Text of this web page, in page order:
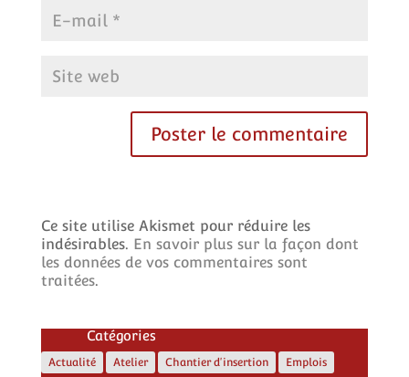
Ce site utilise Akismet pour réduire les
indésirables. En savoir plus sur la façon dont
les données de vos commentaires sont
traitées.
Catégories
Actualité Atelier Chantier d'insertion Emplois